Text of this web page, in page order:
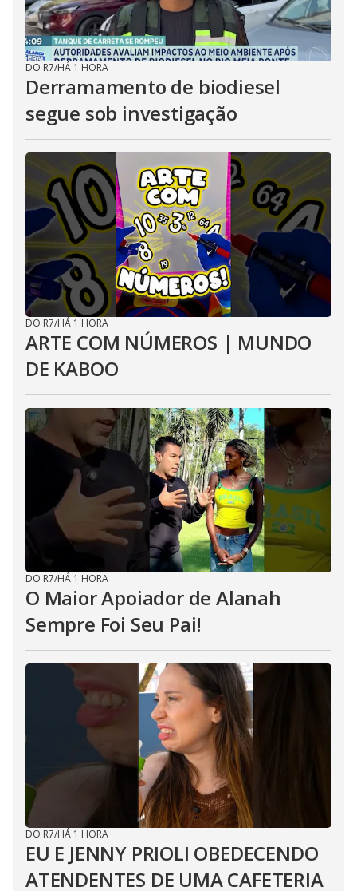
DO R7/HÁ 1 HORA
Derramamento de biodiesel
segue sob investigação
DO R7/HÁ 1 HORA
ARTE COM NÚMEROS | MUNDO
DE KABOO
DO R7/HÁ 1 HORA
O Maior Apoiador de Alanah
Sempre Foi Seu Pai!
DO R7/HÁ 1 HORA
EU E JENNY PRIOLI OBEDECENDO
ATENDENTES DE UMA CAFETERIA